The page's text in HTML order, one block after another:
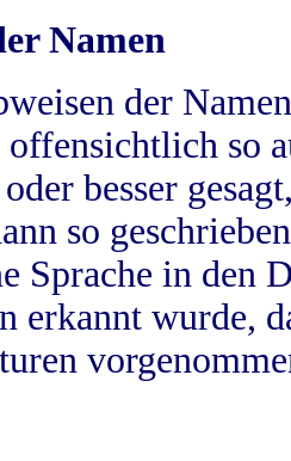
Namen
der
so
besser
so
Sprache in
erkannt wurde,